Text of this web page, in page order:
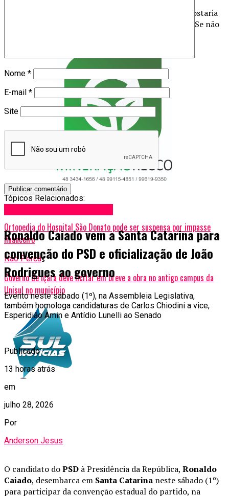
— O futuro a Deus pertence, mas, se Ele permitir, gostaria
de enfrentar o Jandir na eleição municipal de 2028. Se não
Tópicos Relacionados:
Ortopedia do Hospital São Donato pode ser suspensa por impasse
financeiro
Não Perca
Governo de Içara deve licitar em breve a obra no antigo campus da
Unisul no município
Nome *
E-mail *
Site
Ronaldo Caiado vem a Santa Catarina para
convenção do PSD e oficialização de João
Rodrigues ao governo
Evento neste sábado (1º), na Assembleia Legislativa,
também homologa candidaturas de Carlos Chiodini a vice,
Esperidião Amin e Antídio Lunelli ao Senado
Publicado
13 horas atrás
em
julho 28, 2026
Por
Anderson Jesus
O candidato doPSD à Presidência da República, Ronaldo
Caiado, desembarca em Santa Catarina neste sábado (1º)
para participar da convenção estadual do partido, na